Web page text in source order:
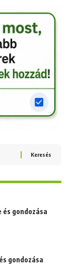
gondozása
gondozása